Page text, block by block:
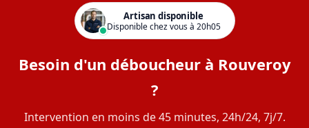
Artisan disponible
Disponible chez vous à 20h05
Besoin d'un déboucheur à Rouveroy
?
Intervention en moins de 45 minutes, 24h/24, 7j/7.